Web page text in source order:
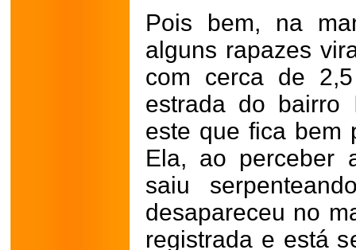
Pois bem, na
alguns rapazes
com cerca de
estrada do bairro
este que fica bem
Ela, ao perceber
saiu
desapareceu no
registrada e está